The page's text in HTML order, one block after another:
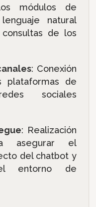
módulos de
natural
de los
: Conexión
plataformas de
sociales
: Realización
asegurar el
del chatbot y
entorno de